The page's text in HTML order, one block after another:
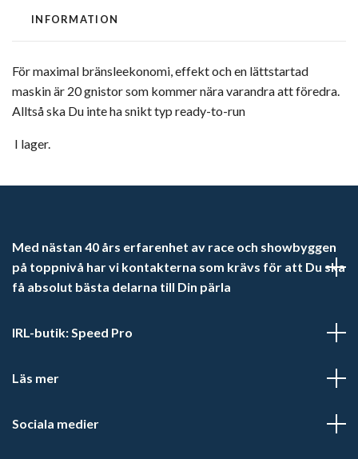
INFORMATION
För maximal bränsleekonomi, effekt och en lättstartad
maskin är 20 gnistor som kommer nära varandra att föredra.
Alltså ska Du inte ha snikt typ ready-to-run
I lager.
Med nästan 40 års erfarenhet av race och showbyggen
på toppnivå har vi kontakterna som krävs för att Du ska
få absolut bästa delarna till Din pärla
IRL-butik: Speed Pro
Läs mer
Sociala medier